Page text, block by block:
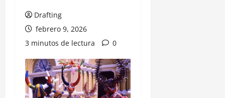
Drafting
febrero 9, 2026
3 minutos de lectura
0